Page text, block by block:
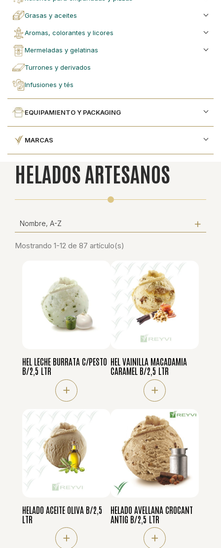
grasas y aceites
aromas, colorantes y licores
mermeladas y gelatinas
turrones y derivados
infusiones y tés
EQUIPAMIENTO Y PACKAGING
MARCAS
HELADOS ARTESANOS
Nombre, A-Z
Mostrando 1-12 de 87 artículo(s)
HEL LECHE BURRATA C/PESTO
B/2,5 LTR
+
HEL VAINILLA MACADAMIA
CARAMEL B/2,5 LTR
+
HELADO ACEITE OLIVA B/2,5
LTR
+
HELADO AVELLANA CROCANT
ANTIG B/2,5 LTR
+